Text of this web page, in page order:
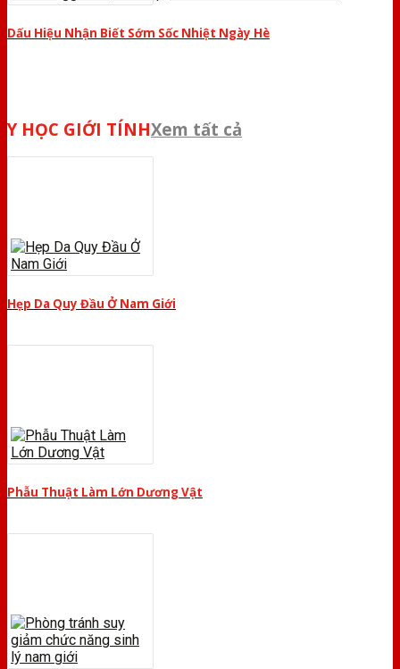
Dấu Hiệu Nhận Biết Sớm Sốc Nhiệt Ngày Hè
Y HỌC GIỚI TÍNHXem tất cả
Hẹp Da Quy Đầu Ở Nam Giới
Phẫu Thuật Làm Lớn Dương Vật